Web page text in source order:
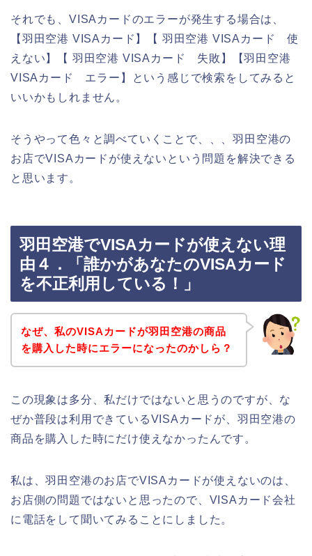
それでも、VISAカードのエラーが発生する場合は、
【羽田空港 VISAカード】【 羽田空港 VISAカード 使
えない】【 羽田空港 VISAカード 失敗】【羽田空港
VISAカード エラー】という感じで検索をしてみると
いいかもしれません。
そうやって色々と調べていくことで、、、羽田空港の
お店でVISAカードが使えないという問題を解決できる
と思います。
羽田空港でVISAカードが使えない理
由４．「誰かがあなたのVISAカード
を不正利用している！」
なぜ、私のVISAカードが羽田空港の商品
を購入した時にエラーになったのかしら？
この現象は多分、私だけではないと思うのですが、な
ぜか普段は利用できているVISAカードが、羽田空港の
商品を購入した時にだけ使えなかったんです。
私は、羽田空港のお店でVISAカードが使えないのは、
お店側の問題ではないと思ったので、VISAカード会社
に電話をして聞いてみることにしました。